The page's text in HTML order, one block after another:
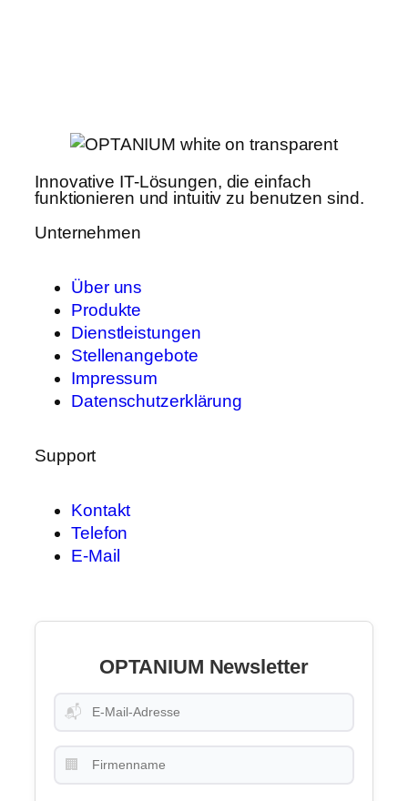
Innovative IT-Lösungen, die einfach
funktionieren und intuitiv zu benutzen sind.
Unternehmen
Über uns
Produkte
Dienstleistungen
Stellenangebote
Impressum
Datenschutzerklärung
Support
Kontakt
Telefon
E-Mail
OPTANIUM Newsletter
📬
🏢